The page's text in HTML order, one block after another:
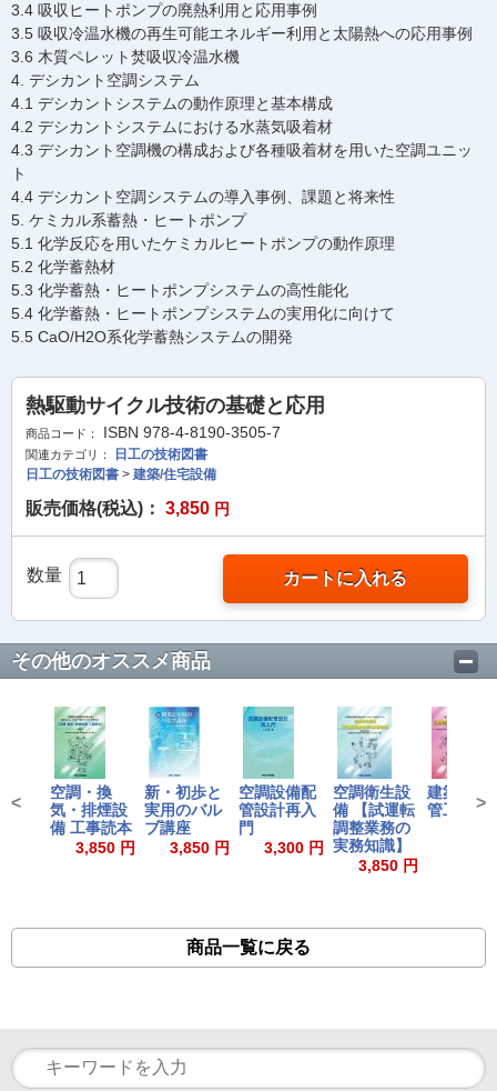
3.4 吸収ヒートポンプの廃熱利用と応用事例
3.5 吸収冷温水機の再生可能エネルギー利用と太陽熱への応用事例
3.6 木質ペレット焚吸収冷温水機
4. デシカント空調システム
4.1 デシカントシステムの動作原理と基本構成
4.2 デシカントシステムにおける水蒸気吸着材
4.3 デシカント空調機の構成および各種吸着材を用いた空調ユニッ
ト
4.4 デシカント空調システムの導入事例、課題と将来性
5. ケミカル系蓄熱・ヒートポンプ
5.1 化学反応を用いたケミカルヒートポンプの動作原理
5.2 化学蓄熱材
5.3 化学蓄熱・ヒートポンプシステムの高性能化
5.4 化学蓄熱・ヒートポンプシステムの実用化に向けて
5.5 CaO/H2O系化学蓄熱システムの開発
熱駆動サイクル技術の基礎と応用
商品コード： ISBN 978-4-8190-3505-7
関連カテゴリ：
日工の技術図書
日工の技術図書 > 建築/住宅設備
販売価格(税込)： 3,850 円
数量 カートに入れる
その他のオススメ商品
空調・換
気・排煙設
備 工事読本
3,850 円
新・初歩と
実用のバル
ブ講座
3,850 円
空調設備配
管設計再入
門
3,300 円
空調衛生設
備 【試運転
調整業務の
実務知識】
3,850 円
建築設備
管工事読
< >
商品一覧に戻る